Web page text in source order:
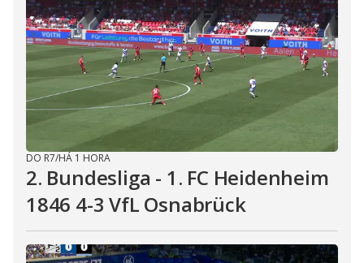
DO R7/HÁ 1 HORA
2. Bundesliga - 1. FC Heidenheim
1846 4-3 VfL Osnabrück